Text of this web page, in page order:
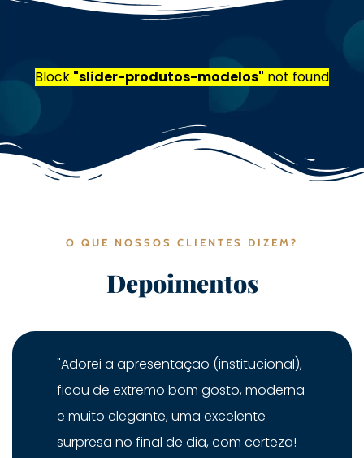
Block "slider-produtos-modelos" not found
O QUE NOSSOS CLIENTES DIZEM?
Depoimentos
"Adorei a apresentação (institucional),
ficou de extremo bom gosto, moderna
e muito elegante, uma excelente
surpresa no final de dia, com certeza!